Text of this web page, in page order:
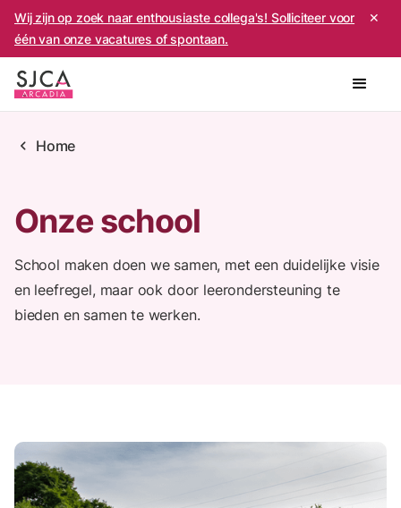
Wij zijn op zoek naar enthousiaste collega's! Solliciteer voor
één van onze vacatures of spontaan.
✕
chevron_left Home
Onze school
School maken doen we samen, met een duidelijke visie
en leefregel, maar ook door leerondersteuning te
bieden en samen te werken.